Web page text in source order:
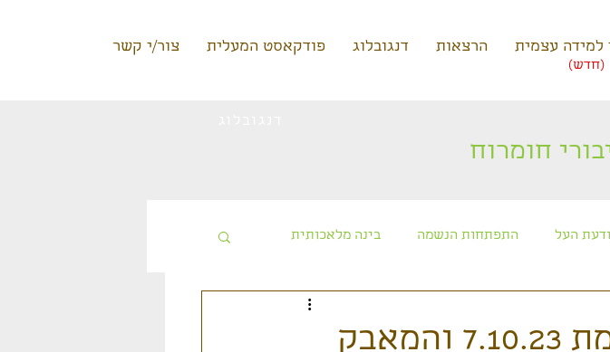
למידה עצמית הרצאות דנגובלוג פודקאסט המעלית צור/י קשר
(חדש)
חומרוח
העל התפתחות הנשמה בינה מלאכותית
מפגשי טעינה ללא תשלום
סטיית העם היהודי, מלחמת 7.10.23 והמאבק